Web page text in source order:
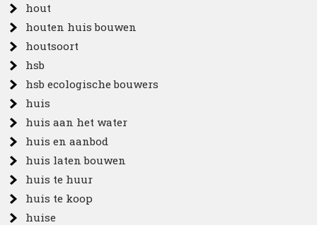
hout
houten huis bouwen
houtsoort
hsb
hsb ecologische bouwers
huis
huis aan het water
huis en aanbod
huis laten bouwen
huis te huur
huis te koop
huise